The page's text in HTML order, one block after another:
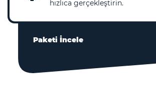
hızlıca gerçekleştirin.
Paketi İncele